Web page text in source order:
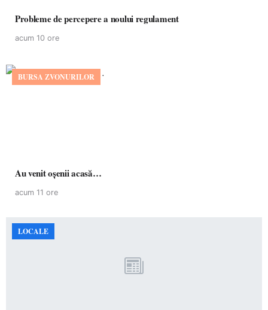
Probleme de percepere a noului regulament
acum 10 ore
BURSA ZVONURILOR
Au venit oșenii acasă…
acum 11 ore
LOCALE